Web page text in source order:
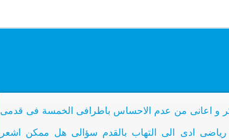
و اعانى من عدم الاحساس باطرافى الخمسة فى قدمى
ادى الى التهاب بالقدم سؤالى هل ممكن اشعر